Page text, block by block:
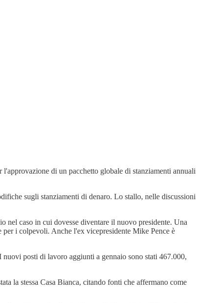
di un pacchetto globale di stanziamenti annuali
sugli stanziamenti di denaro. Lo stallo, nelle discussioni
nel caso in cui dovesse diventare il nuovo presidente. Una
i colpevoli. Anche l'ex vicepresidente Mike Pence è
posti di lavoro aggiunti a gennaio sono stati 467.000,
la stessa Casa Bianca, citando fonti che affermano come